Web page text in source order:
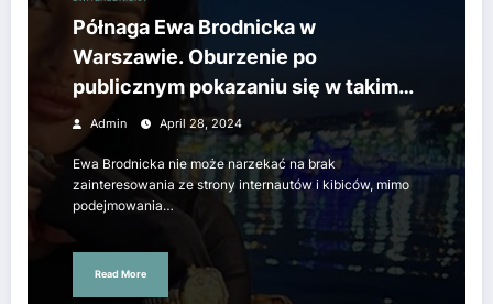
Półnaga Ewa Brodnicka w
Warszawie. Oburzenie po
publicznym pokazaniu się w takim
stroju.
Admin April 28, 2024
Ewa Brodnicka nie może narzekać na brak
zainteresowania ze strony internautów i kibiców, mimo
podejmowania…
Read More